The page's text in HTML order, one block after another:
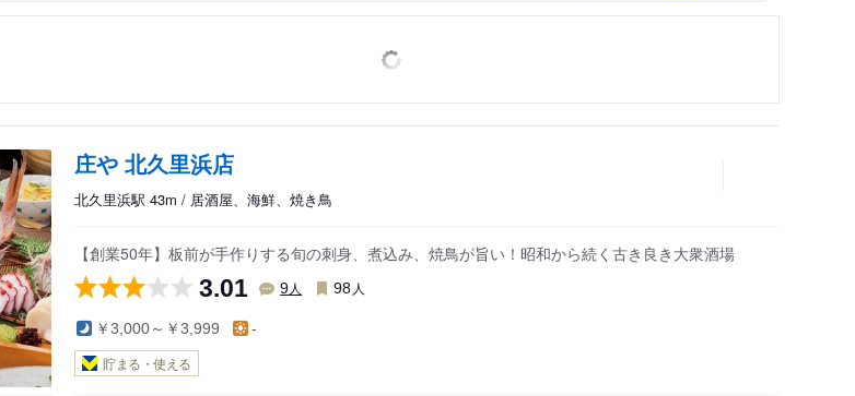
庄や 北久里浜店
北久里浜駅 43m / 居酒屋、海鮮、焼き鳥
【創業50年】板前が手作りする旬の刺身、煮込み、焼鳥が旨い！昭和から続く古き良き大衆酒場
3.01 9人 98 人
￥3,000～￥3,999 -
貯まる・使える